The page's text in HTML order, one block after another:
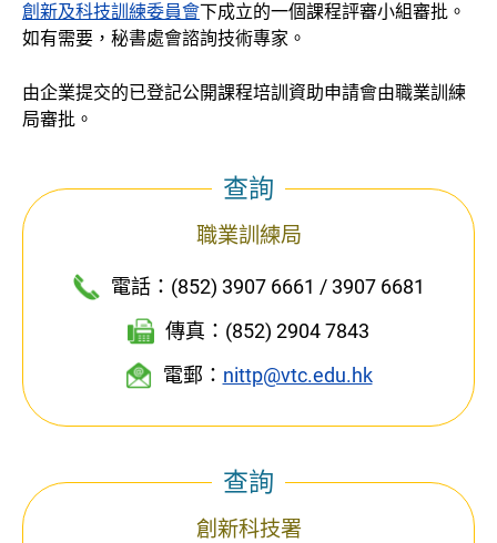
創新及科技訓練委員會下成立的一個課程評審小組審批。
如有需要，秘書處會諮詢技術專家。
由企業提交的已登記公開課程培訓資助申請會由職業訓練
局審批。
查詢
職業訓練局
電話：(852) 3907 6661 / 3907 6681
傳真：(852) 2904 7843
電郵： nittp@vtc.edu.hk
查詢
創新科技署